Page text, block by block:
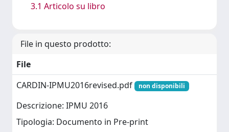
3.1 Articolo su libro
File in questo prodotto:
File
CARDIN-IPMU2016revised.pdf
non disponibili
Descrizione: IPMU 2016
Tipologia: Documento in Pre-print